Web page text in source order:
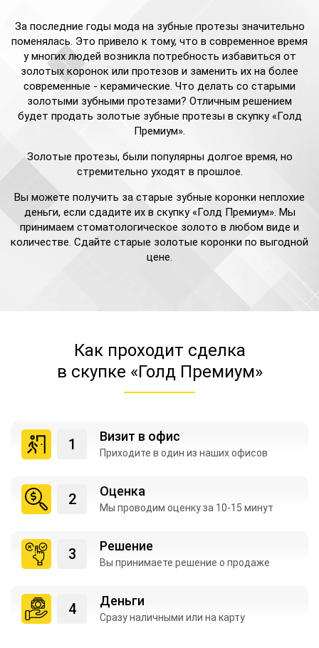
За последние годы мода на зубные протезы значительно
поменялась. Это привело к тому, что в современное время
у многих людей возникла потребность избавиться от
золотых коронок или протезов и заменить их на более
современные - керамические. Что делать со старыми
золотыми зубными протезами? Отличным решением
будет продать золотые зубные протезы в скупку «Голд
Премиум».
Золотые протезы, были популярны долгое время, но
стремительно уходят в прошлое.
Вы можете получить за старые зубные коронки неплохие
деньги, если сдадите их в скупку «Голд Премиум». Мы
принимаем стоматологическое золото в любом виде и
количестве. Сдайте старые золотые коронки по выгодной
цене.
Как проходит сделка
в скупке «Голд Премиум»
Визит в офис
Приходите в один из наших офисов
Оценка
Мы проводим оценкуза 10-15 минут
Решение
Вы принимаете решение о продаже
Деньги
Сразу наличными или на карту